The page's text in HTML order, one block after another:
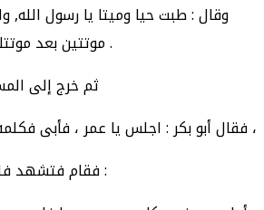
وقال : طبت حيا وميتا يا رسول الله,
موتتين بعد موتتك التي لا تموت بعدها .
ثم خرج إلى
فقال أبو بكر : اجلس يا عمر ، فأبى فكلمه مرتين أو ثلاثا ، فأبى ،
فقام فتشهد فلما قضى تشهده قال :